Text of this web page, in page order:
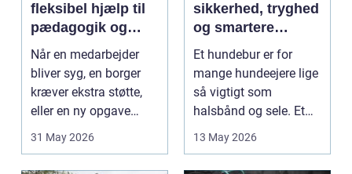
fleksibel hjælp til
pædagogik og
sundhed
Når en medarbejder
bliver syg, en borger
kræver ekstra støtte,
eller en ny opgave
opstår fra dag til...
31 May 2026
sikkerhed, tryghed
og smartere
hverdag med hund
Et hundebur er for
mange hundeejere lige
så vigtigt som
halsbånd og sele. Et
godt bur gi...
13 May 2026